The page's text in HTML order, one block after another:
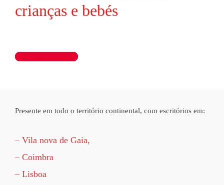
crianças e bebés
Ler artigo completo
Presente em todo o território continental, com escritórios em:
– Vila nova de Gaia,
– Coimbra
– Lisboa